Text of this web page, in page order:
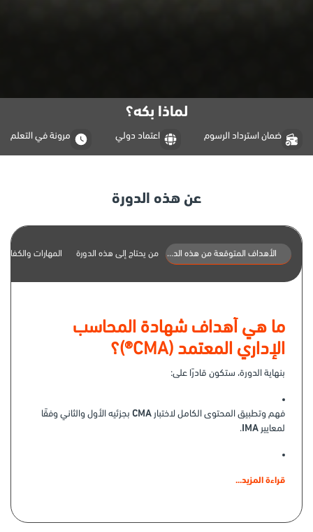
لماذا بكه؟
ضمان استرداد الرسوم اعتماد دولي مرونة في التعلم
عن هذه الدورة
الأهداف المتوقعة من هذه الدورة من يحتاج إلى هذه الدورة المهارات
ما هي أهداف شهادة المحاسب
الإداري المعتمد (CMA®)؟
بنهاية الدورة، ستكون قادرًا على:
فهم وتطبيق المحتوى الكامل لاختبار CMA بجزئيه الأول والثاني وفقًا
لمعايير IMA
.
الاستراتيجية.
قراءة المزيد...